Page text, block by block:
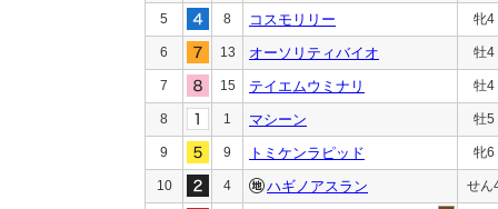
5 8 コスモリリー 牝4
6 13 オーソリティバイオ 牡4
7 15 テイエムウミナリ 牡4
8 1 マシーン 牡5
9 9 トミケンラピッド 牝6
10 4 ハギノアスラン せん